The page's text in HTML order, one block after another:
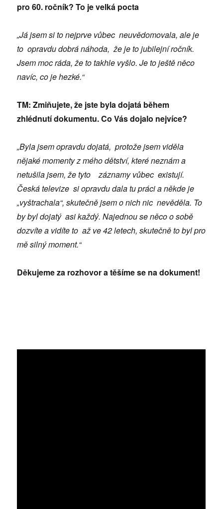
pro 60. ročník? To je velká pocta
„Já jsem si to nejprve vůbec neuvědomovala, ale je
to opravdu dobrá náhoda, že je to jubilejní ročník.
Jsem moc ráda, že to takhle vyšlo. Je to ještě něco
navíc, co je hezké.“
TM: Zmiňujete, že jste byla dojatá během
zhlédnutí dokumentu. Co Vás dojalo nejvíce?
„Byla jsem opravdu dojatá, protože jsem viděla
nějaké momenty z mého dětství, které neznám a
netušila jsem, že tyto záznamy vůbec existují.
Česká televize si opravdu dala tu práci a někde je
„vyštrachala“, skutečně jsem o nich nic nevěděla. To
by byl dojatý asi každý. Najednou se něco o sobě
dozvíte a vidíte to až ve 42 letech, skutečně to byl pro
mě silný moment.“
Děkujeme za rozhovor a těšíme se na dokument!